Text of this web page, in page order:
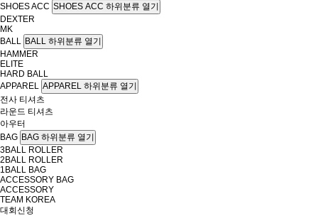
SHOES ACC SHOES ACC 하위분류 열기
DEXTER
MK
BALL
BALL 하위분류 열기
HAMMER
ELITE
HARD BALL
APPAREL
APPAREL 하위분류 열기
전사 티셔츠
라운드 티셔츠
아우터
BAG BAG 하위분류 열기
3BALL ROLLER
2BALL ROLLER
1BALL BAG
ACCESSORY BAG
ACCESSORY
TEAM KOREA
대회신청